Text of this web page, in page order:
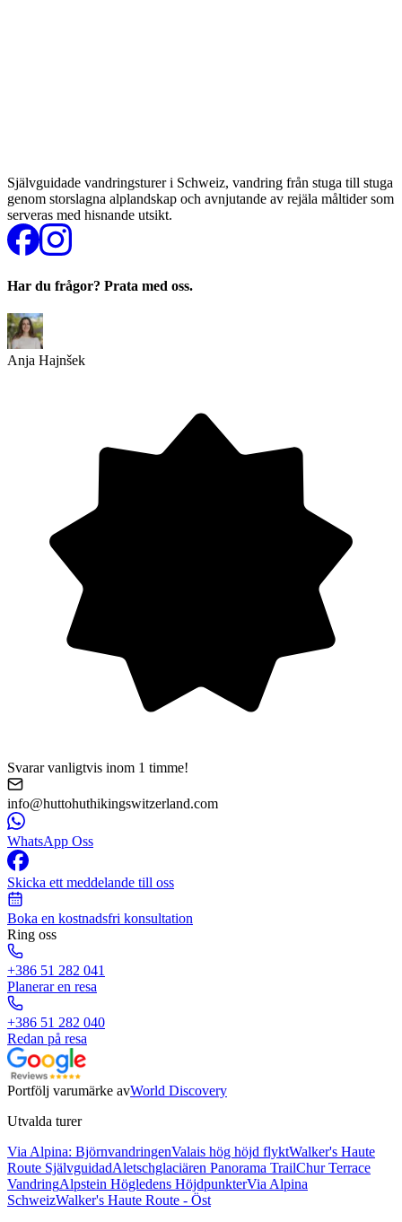
Självguidade vandringsturer i Schweiz, vandring från stuga till stuga
genom storslagna alplandskap och avnjutande av rejäla måltider som
serveras med hisnande utsikt.
Har du frågor? Prata med oss.
Anja Hajnšek
Svarar vanligtvis inom 1 timme!
info@huttohuthikingswitzerland.com
WhatsApp Oss
Skicka ett meddelande till oss
Boka en kostnadsfri konsultation
Ring oss
+386 51 282 041
Planerar en resa
+386 51 282 040
Redan på resa
Portfölj varumärke avWorld Discovery
Utvalda turer
Via Alpina: BjörnvandringenValais hög höjd flyktWalker's Haute
Route SjälvguidadAletschglaciären Panorama TrailChur Terrace
VandringAlpstein Högledens HöjdpunkterVia Alpina
SchweizWalker's Haute Route - Öst